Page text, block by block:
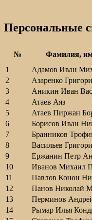
Персональные
№ Фамилия,
1
Адамов Иван
2
Азаренко
3
Аникин Иван
4
Атаев Аяз
5
Атаев Пиржан
6
Борисов Иван
7
Бранников
8
Васильев
9
Ержанин Петр
10
Иванов Михаил
11
Павлов Конон
12
Панов Николай
13
Перминов
14
Рымар Илья